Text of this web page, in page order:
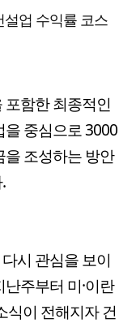
업 수익률 코스
함한 최종적인
중심으로 3000
을 조성하는 방안
시 관심을 보이
주부터 미·이란
식이 전해지자 건